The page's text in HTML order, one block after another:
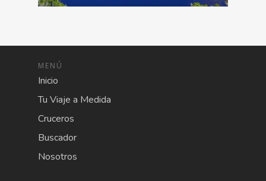
MENÚ
Inicio
Tu Viaje a Medida
Cruceros
Buscador
Nosotros